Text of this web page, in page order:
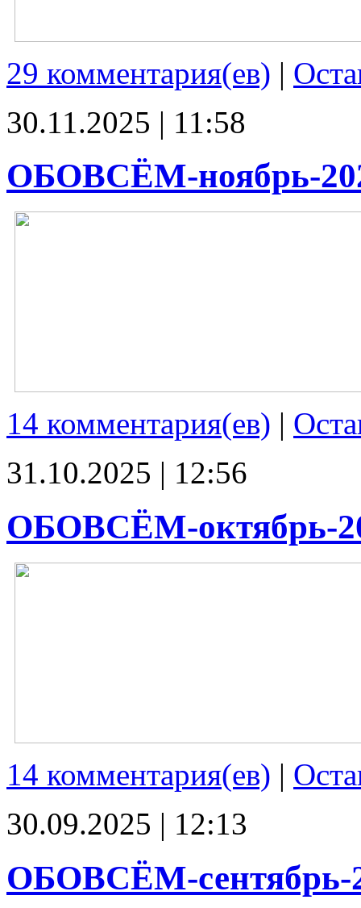
29 комментария(ев) |
30.11.2025 | 11:58
ОБОВСЁМ-ноябрь-
14 комментария(ев) |
31.10.2025 | 12:56
ОБОВСЁМ-октябрь-
14 комментария(ев) |
30.09.2025 | 12:13
ОБОВСЁМ-сентябрь-